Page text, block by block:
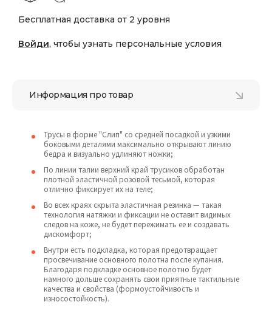
Бесплатная доставка от 2 уровня
Войди, чтобы узнать персональные условия
Информация про товар
Трусы в форме "Слип" со средней посадкой и узкими
боковыми деталями максимально открывают линию
бедра и визуально удлиняют ножки;
По линии талии верхний край трусиков обработан
плотной эластичной розовой тесьмой, которая
отлично фиксирует их на теле;
Во всех краях скрыта эластичная резинка — такая
технология натяжки и фиксации не оставит видимых
следов на коже, не будет пережимать ее и создавать
дискомфорт;
Внутри есть подкладка, которая предотвращает
просвечивание основного полотна после купания.
Благодаря подкладке основное полотно будет
намного дольше сохранять свои приятные тактильные
качества и свойства (формоустойчивость и
износостойкость).